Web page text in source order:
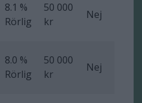
8.1 %
Rörlig
50 000
kr
Nej
8.0 %
Rörlig
50 000
kr
Nej